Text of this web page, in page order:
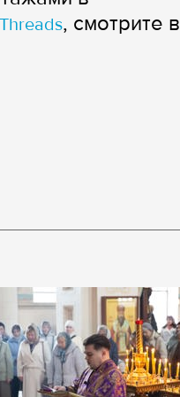
Threads, смотрите в